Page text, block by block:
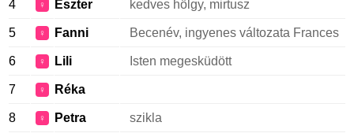
4 ♀ Eszter kedves hölgy, mirtusz
5 ♀ Fanni Becenév, ingyenes változata Frances
6 ♀ Lili Isten megesküdött
7 ♀ Réka
8 ♀ Petra szikla